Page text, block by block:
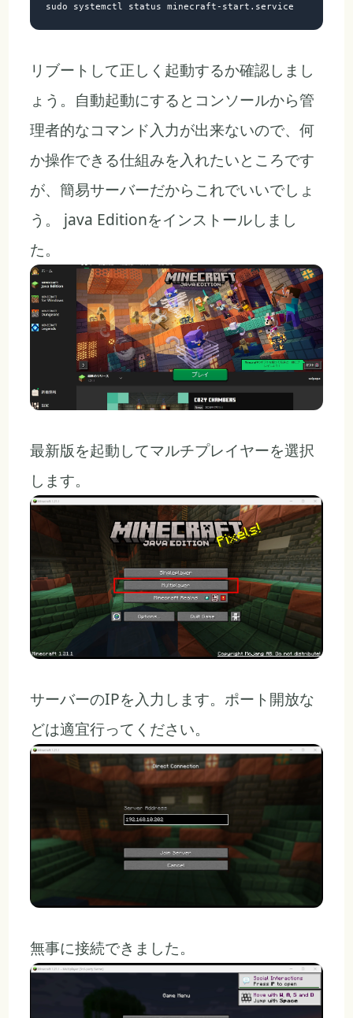
リブートして正しく起動するか確認しまし
ょう。自動起動にするとコンソールから管
理者的なコマンド入力が出来ないので、何
か操作できる仕組みを入れたいところです
が、簡易サーバーだからこれでいいでしょ
う。 java Editionをインストールしまし
た。
最新版を起動してマルチプレイヤーを選択
します。
サーバーのIPを入力します。ポート開放な
どは適宜行ってください。
無事に接続できました。